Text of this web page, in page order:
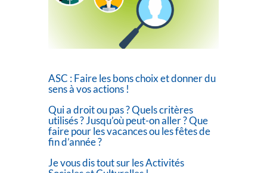
ASC : Faire les bons choix et donner du
sens à vos actions !
Qui a droit ou pas ? Quels critères
utilisés ? Jusqu’où peut-on aller ? Que
faire pour les vacances ou les fêtes de
fin d’année ?
Je vous dis tout sur les Activités